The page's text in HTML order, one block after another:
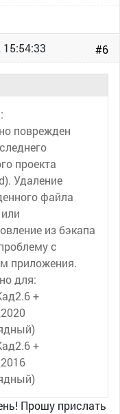
#6
поврежден
проекта
Удаление
файла
из бэкапа
с
приложения.
для:
+
+
Прошу прислать